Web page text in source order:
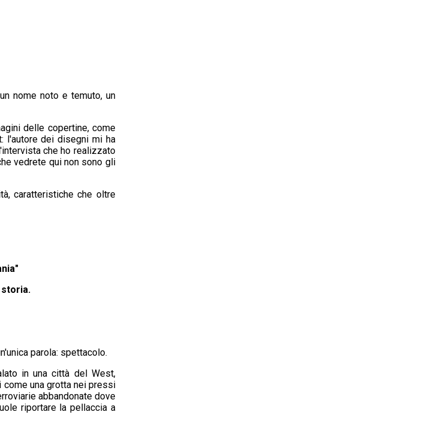
nome noto e temuto, un
delle copertine, come
l'autore dei disegni mi ha
che ho realizzato
vedrete qui non sono gli
caratteristiche che oltre
parola: spettacolo.
in una città del West,
una grotta nei pressi
abbandonate dove
riportare la pellaccia a